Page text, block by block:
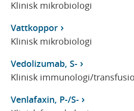
Klinisk mikrobiologi
Vattkoppor
Klinisk mikrobiologi
Vedolizumab, S-
Klinisk immunologi/
Venlafaxin, P-/S-